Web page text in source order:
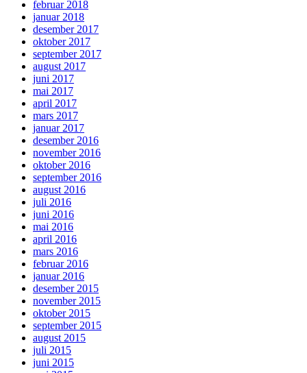
februar 2018
januar 2018
desember 2017
oktober 2017
september 2017
august 2017
juni 2017
mai 2017
april 2017
mars 2017
januar 2017
desember 2016
november 2016
oktober 2016
september 2016
august 2016
juli 2016
juni 2016
mai 2016
april 2016
mars 2016
februar 2016
januar 2016
desember 2015
november 2015
oktober 2015
september 2015
august 2015
juli 2015
juni 2015